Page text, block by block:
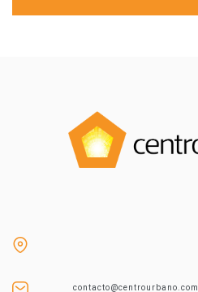
contacto@centrourbano.com